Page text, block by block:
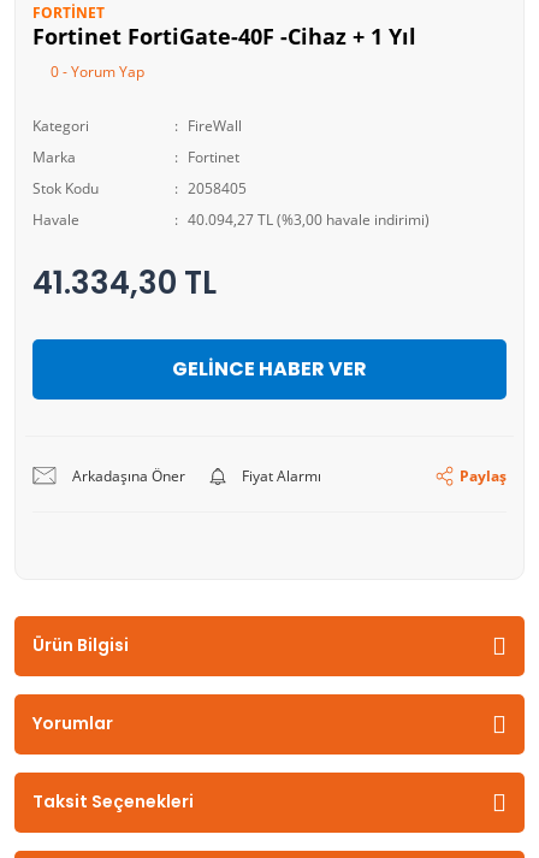
FORTINET
Fortinet FortiGate-40F -Cihaz + 1 Yıl
0 - Yorum Yap
Kategori
FireWall
Marka
Fortinet
Stok Kodu
2058405
Havale
40.094,27 TL (%3,00 havale indirimi)
41.334,30 TL
GELİNCE HABER VER
Arkadaşına Öner Fiyat Alarmı Paylaş
Ürün Bilgisi
Yorumlar
Taksit Seçenekleri